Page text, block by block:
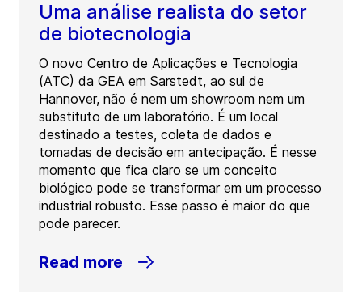
Uma análise realista do setor
de biotecnologia
O novo Centro de Aplicações e Tecnologia
(ATC) da GEA em Sarstedt, ao sul de
Hannover, não é nem um showroom nem um
substituto de um laboratório. É um local
destinado a testes, coleta de dados e
tomadas de decisão em antecipação. É nesse
momento que fica claro se um conceito
biológico pode se transformar em um processo
industrial robusto. Esse passo é maior do que
pode parecer.
Read more